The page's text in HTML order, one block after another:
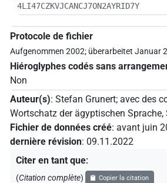
4LI47CZKVJCANCJ7ON2AYRID7Y
Protocole de fichier
Aufgenommen 2002; überarbeitet Januar
Hiéroglyphes codés sans
Non
Auteur(s): Stefan Grunert; avec des
Wortschatz der ägyptischen Sprache,
Fichier de données créé: avant juin
dernière révision: 09.11.2022
Citer en tant que:
(Citation complète) Copier la citation